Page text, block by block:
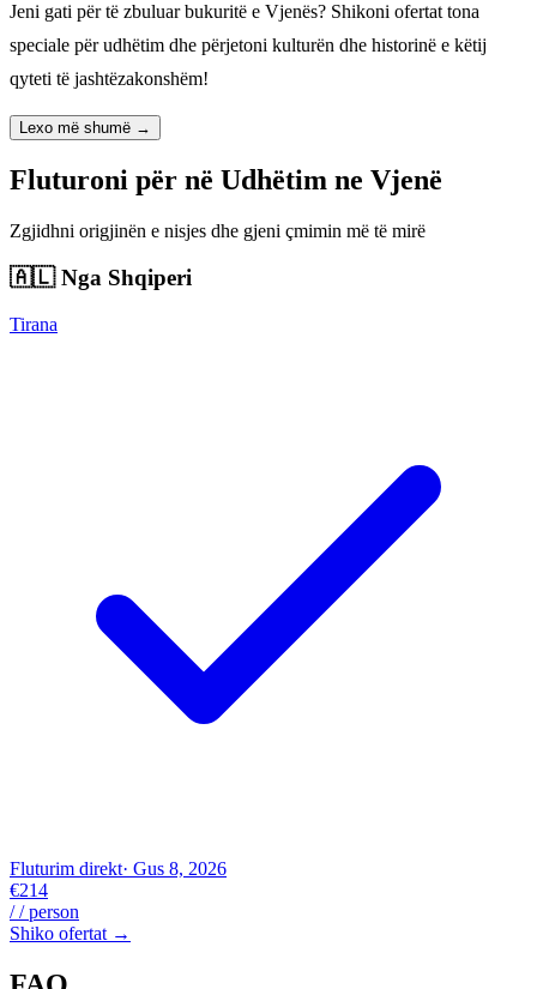
Jeni gati për të zbuluar bukuritë e Vjenës? Shikoni ofertat tona
speciale për udhëtim dhe përjetoni kulturën dhe historinë e këtij
qyteti të jashtëzakonshëm!
Lexo më shumë →
Fluturoni për në Udhëtim ne Vjenë
Zgjidhni origjinën e nisjes dhe gjeni çmimin më të mirë
🇦🇱Nga Shqiperi
Tirana
Fluturim direkt· Gus 8, 2026
€214
/ / person
Shiko ofertat →